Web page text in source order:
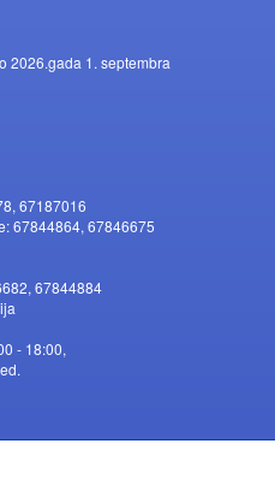
2026.gada 1. septembra
67187016
67844864, 67846675
67844884
- 18:00,